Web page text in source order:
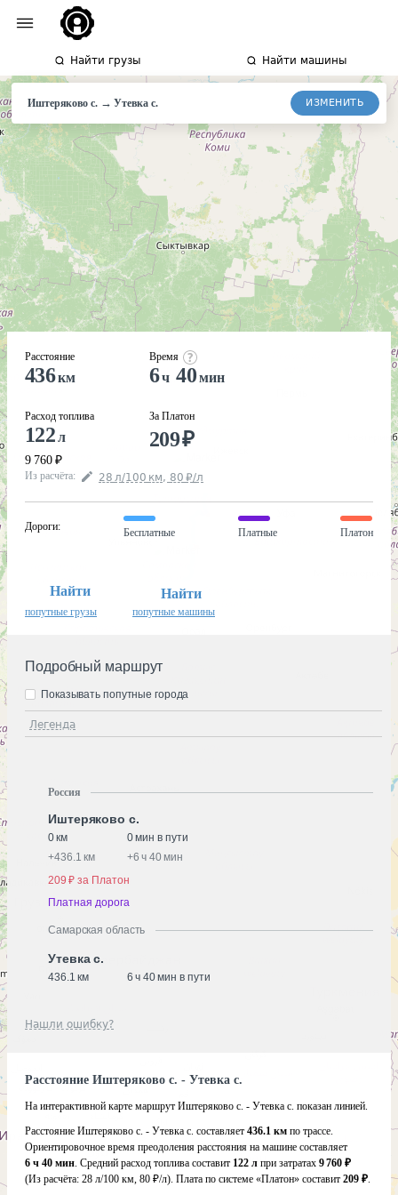
Найти грузы Найти машины
Иштеряково с.→Утевка с. ИЗМЕНИТЬ
Расстояние
436км
Расход топлива
122л
9 760 ₽
Время
6ч 40мин
За Платон
209₽
Из расчёта: 28 л/100 км, 80 ₽/л
Дороги:
Бесплатные Платные Платон
Найти
попутные грузы
Найти
попутные машины
Подробный маршрут
Легенда
Показывать попутные города
Россия
Иштеряково с.
0 км
0 мин в пути
+436.1 км +6 ч 40 мин
209 ₽ за Платон
Платная дорога
Самарская область
Утевка с.
436.1 км 6 ч 40 мин в пути
Нашли ошибку?
Расстояние Иштеряково с. - Утевка с.
На интерактивной карте маршрут Иштеряково с. - Утевка с. показан линией.
Расстояние Иштеряково с. - Утевка с. составляет 436.1 км по трассе.
Ориентировочное время преодоления расстояния на машине составляет
6 ч 40 мин. Средний расход топлива составит 122 л при затратах 9 760 ₽
(Из расчёта: 28 л/100 км, 80 ₽/л). Плата по системе «Платон» составит 209 ₽.